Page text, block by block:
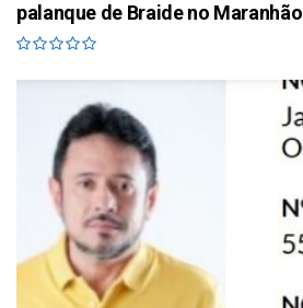
palanque de Braide no Maranhão